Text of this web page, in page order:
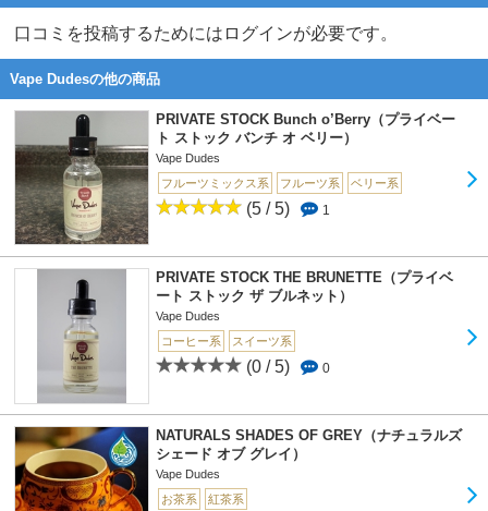
口コミを投稿するためにはログインが必要です。
Vape Dudesの他の商品
PRIVATE STOCK Bunch o’Berry（プライベー
ト ストック バンチ オ ベリー）
Vape Dudes
フルーツミックス系
フルーツ系 ベリー系
(5 / 5) 1
PRIVATE STOCK THE BRUNETTE（プライベ
ート ストック ザ ブルネット）
Vape Dudes
コーヒー系
スイーツ系
(0 / 5) 0
NATURALS SHADES OF GREY（ナチュラルズ
シェード オブ グレイ）
Vape Dudes
お茶系
紅茶系